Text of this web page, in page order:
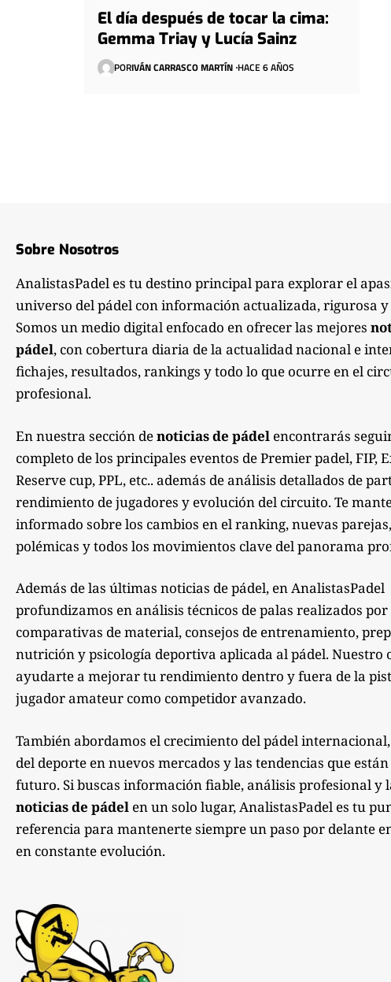
El día después de tocar la cima:
Gemma Triay y Lucía Sainz
PORIVÁN CARRASCO MARTÍN HACE 6 AÑOS
Sobre Nosotros
AnalistasPadel es tu destino principal para explorar el
universo del pádel con información actualizada, rigurosa y
Somos un medio digital enfocado en ofrecer las mejores
pádel, con cobertura diaria de la actualidad nacional e
fichajes, resultados, rankings y todo lo que ocurre en el
profesional.
En nuestra sección denoticias de pádel encontrarás
completo de los principales eventos de Premier padel, FIP,
Reserve cup, PPL, etc.. además de análisis detallados de
rendimiento de jugadores y evolución del circuito. Te
informado sobre los cambios en el ranking, nuevas
polémicas y todos los movimientos clave del panorama
Además de las últimas noticias de pádel, en AnalistasPadel
profundizamos en análisis técnicos de palas realizados
comparativas de material, consejos de entrenamiento,
nutrición y psicología deportiva aplicada al pádel. Nuestro
ayudarte a mejorar tu rendimiento dentro y fuera de la
jugador amateur como competidor avanzado.
También abordamos el crecimiento del pádel
del deporte en nuevos mercados y las tendencias que
futuro. Si buscas información fiable, análisis profesional y
noticias de pádel en un solo lugar, AnalistasPadel es tu
referencia para mantenerte siempre un paso por delante
en constante evolución.